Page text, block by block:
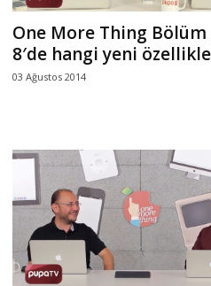
One More Thing Bölüm
8′de hangi yeni
03 Ağustos 2014